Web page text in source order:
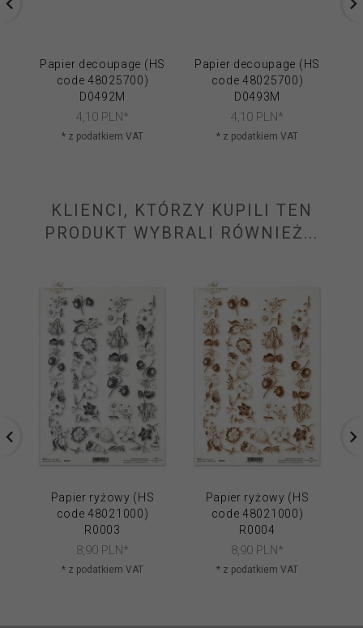
Papier decoupage (HS
code 48025700)
D0492M
4,10 PLN*
* z podatkiem VAT
Papier decoupage (HS
code 48025700)
D0493M
4,10 PLN*
* z podatkiem VAT
KLIENCI, KTÓRZY KUPILI TEN
PRODUKT WYBRALI RÓWNIEŻ...
Papier ryżowy (HS
code 48021000)
R0003
8,90 PLN*
* z podatkiem VAT
Papier ryżowy (HS
code 48021000)
R0004
8,90 PLN*
* z podatkiem VAT